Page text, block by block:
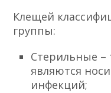
Клещей
группы:
Стерильные –
являются
инфекций;